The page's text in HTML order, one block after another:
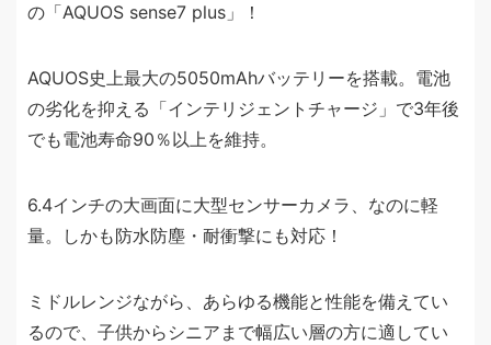
の「AQUOS sense7 plus」！
AQUOS史上最大の5050mAhバッテリーを搭載。電池
の劣化を抑える「インテリジェントチャージ」で3年後
でも電池寿命90％以上を維持。
6.4インチの大画面に大型センサーカメラ、なのに軽
量。しかも防水防塵・耐衝撃にも対応！
ミドルレンジながら、あらゆる機能と性能を備えてい
るので、子供からシニアまで幅広い層の方に適してい